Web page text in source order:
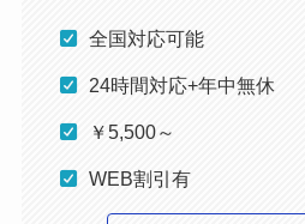
全国対応可能
24時間対応+年中無休
￥5,500～
WEB割引有